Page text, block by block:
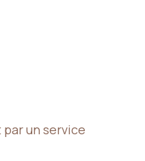
un service